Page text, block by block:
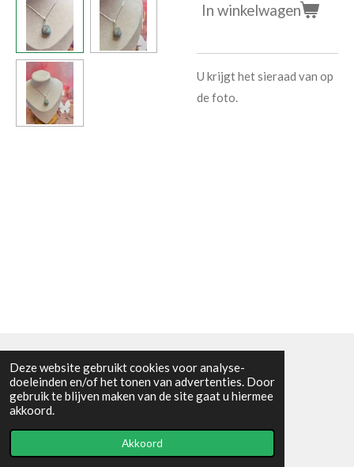
Deze website gebruikt cookies voor analyse-
doeleinden en/of het tonen van advertenties. Door
gebruik te blijven maken van de site gaat u hiermee
akkoord.
Akkoord
In winkelwagen
U krijgt het sieraad van op
de foto.
Algemene voorwaarden
© 2021 - RC en mineralenshop Het vlinderpad